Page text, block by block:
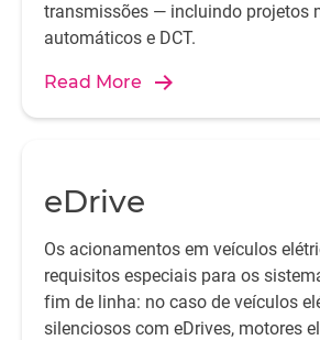
transmissões — incluindo projetos
automáticos e DCT.
Read More
eDrive
Os acionamentos em veículos
requisitos especiais para os
fim de linha: no caso de veículos
silenciosos com eDrives, motores